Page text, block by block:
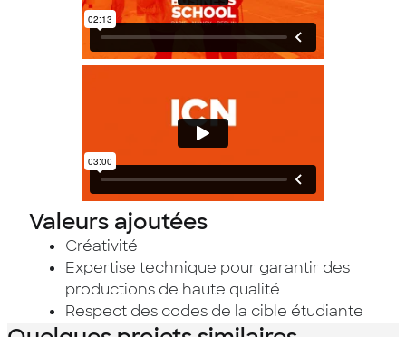
Valeurs ajoutées
Créativité
Expertise technique pour garantir des
productions de haute qualité
Respect des codes de la cible étudiante